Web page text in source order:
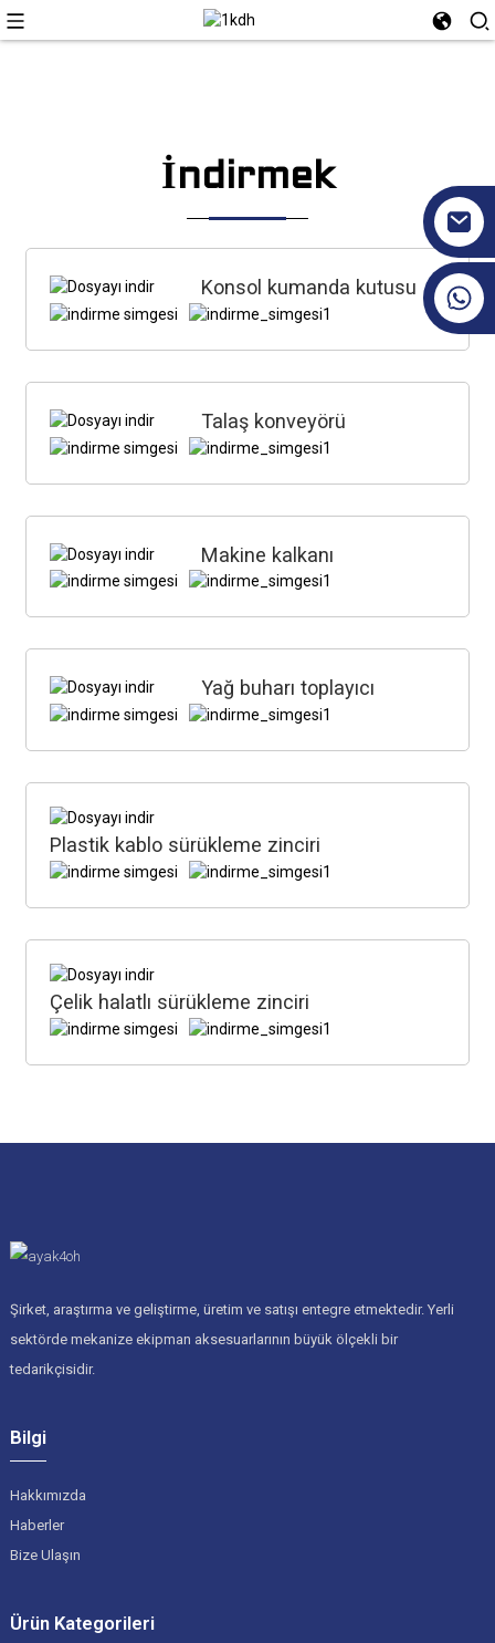
+86 17351130120
İndirmek
Konsol kumanda kutusu
Talaş konveyörü
Makine kalkanı
Yağ buharı toplayıcı
Plastik kablo sürükleme zinciri
Çelik halatlı sürükleme zinciri
Şirket, araştırma ve geliştirme, üretim ve satışı entegre etmektedir. Yerli
sektörde mekanize ekipman aksesuarlarının büyük ölçekli bir
tedarikçisidir.
Bilgi
Hakkımızda
Haberler
Bize Ulaşın
Ürün Kategorileri